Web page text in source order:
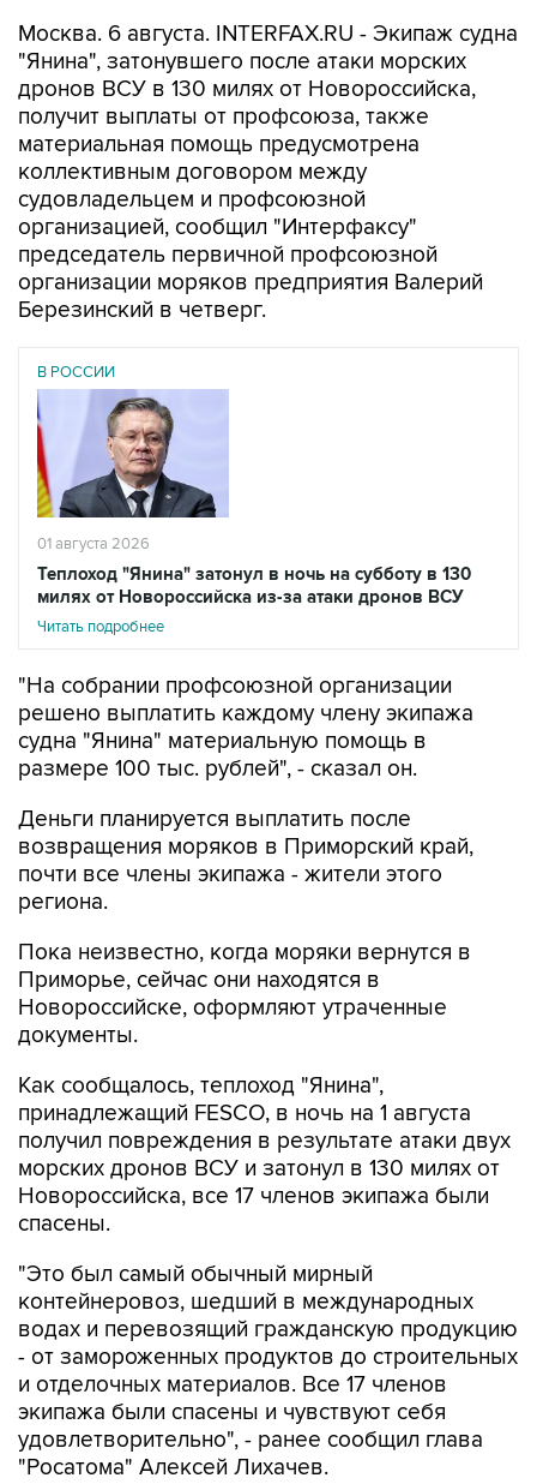
Москва. 6 августа. INTERFAX.RU - Экипаж судна
"Янина", затонувшего после атаки морских
дронов ВСУ в 130 милях от Новороссийска,
получит выплаты от профсоюза, также
материальная помощь предусмотрена
коллективным договором между
судовладельцем и профсоюзной
организацией, сообщил "Интерфаксу"
председатель первичной профсоюзной
организации моряков предприятия Валерий
Березинский в четверг.
В РОССИИ
01 августа 2026
Теплоход "Янина" затонул в ночь на субботу в 130
милях от Новороссийска из-за атаки дронов ВСУ
Читать подробнее
"На собрании профсоюзной организации
решено выплатить каждому члену экипажа
судна "Янина" материальную помощь в
размере 100 тыс. рублей", - сказал он.
Деньги планируется выплатить после
возвращения моряков в Приморский край,
почти все члены экипажа - жители этого
региона.
Пока неизвестно, когда моряки вернутся в
Приморье, сейчас они находятся в
Новороссийске, оформляют утраченные
документы.
Как сообщалось, теплоход "Янина",
принадлежащий FESCO, в ночь на 1 августа
получил повреждения в результате атаки двух
морских дронов ВСУ и затонул в 130 милях от
Новороссийска, все 17 членов экипажа были
спасены.
"Это был самый обычный мирный
контейнеровоз, шедший в международных
водах и перевозящий гражданскую продукцию
- от замороженных продуктов до строительных
и отделочных материалов. Все 17 членов
экипажа были спасены и чувствуют себя
удовлетворительно", - ранее сообщил глава
"Росатома" Алексей Лихачев.